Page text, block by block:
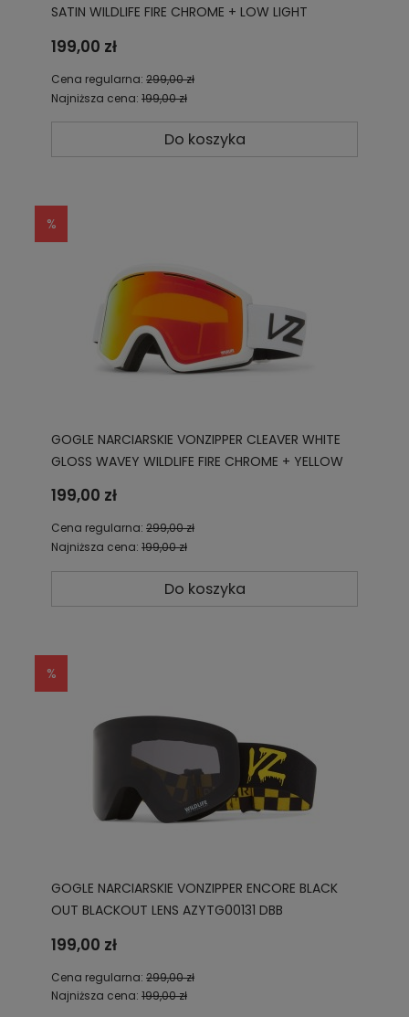
SATIN WILDLIFE FIRE CHROME + LOW LIGHT
199,00 zł
Cena regularna: 299,00 zł
Najniższa cena: 199,00 zł
Do koszyka
GOGLE NARCIARSKIE VONZIPPER CLEAVER WHITE
GLOSS WAVEY WILDLIFE FIRE CHROME + YELLOW
199,00 zł
Cena regularna: 299,00 zł
Najniższa cena: 199,00 zł
Do koszyka
GOGLE NARCIARSKIE VONZIPPER ENCORE BLACK
OUT BLACKOUT LENS AZYTG00131 DBB
199,00 zł
Cena regularna: 299,00 zł
Najniższa cena: 199,00 zł